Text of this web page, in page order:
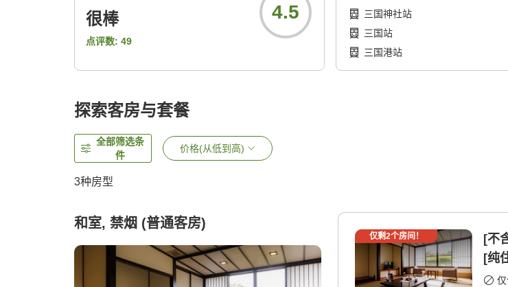
很棒
点评数: 49
4.5 三国神社站
三国站
三国港站
探索客房与套餐
全部筛选条
件
价格(从低到高)
3种房型
和室, 禁烟 (普通客房)
仅剩2个房间！
[不
[纯
仅